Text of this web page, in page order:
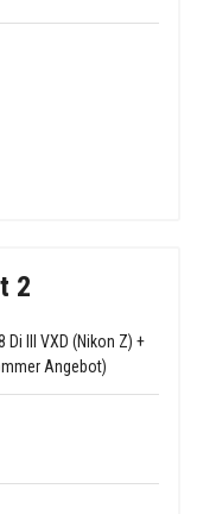
2
III VXD (Nikon Z) +
Angebot)